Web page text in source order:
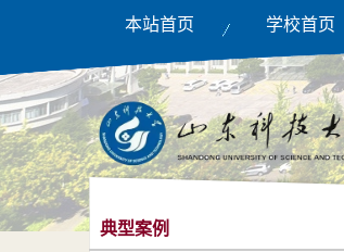
本站首页 学校首页
典型案例